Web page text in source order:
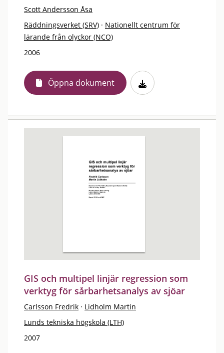
Scott Andersson Åsa
Räddningsverket (SRV) · Nationellt centrum för
lärande från olyckor (NCO)
2006
Öppna dokument
GIS och multipel linjär regression som
verktyg för sårbarhetsanalys av sjöar
Carlsson Fredrik · Lidholm Martin
Lunds tekniska högskola (LTH)
2007